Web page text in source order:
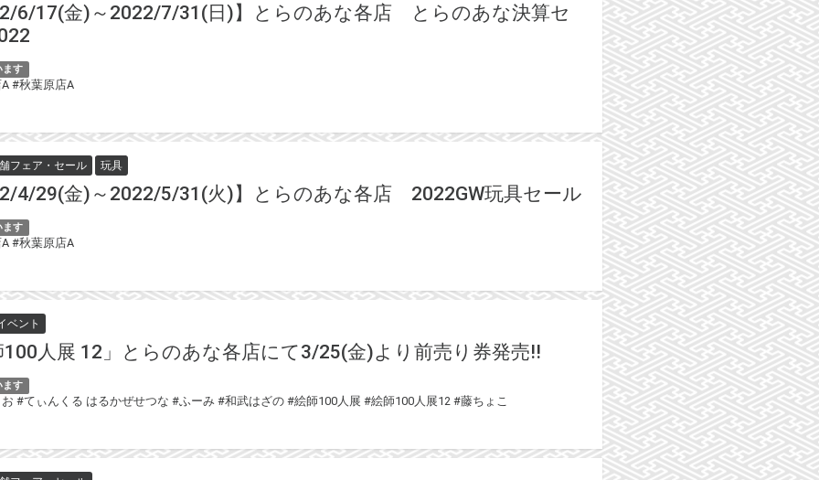
6/17(金)～2022/7/31(日)】とらのあな各店 とらのあな決算セ
ます
#秋葉原店A
フェア・セール 玩具
4/29(金)～2022/5/31(火)】とらのあな各店 2022GW玩具セール
ます
#秋葉原店A
ベント
100人展 12」とらのあな各店にて3/25(金)より前売り券発売!!
ます
#てぃんくる はるかぜせつな #ふーみ #和武はざの #絵師100人展 #絵師100人展12 #藤ちょこ